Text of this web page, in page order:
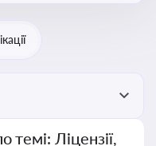
Ліцензії,